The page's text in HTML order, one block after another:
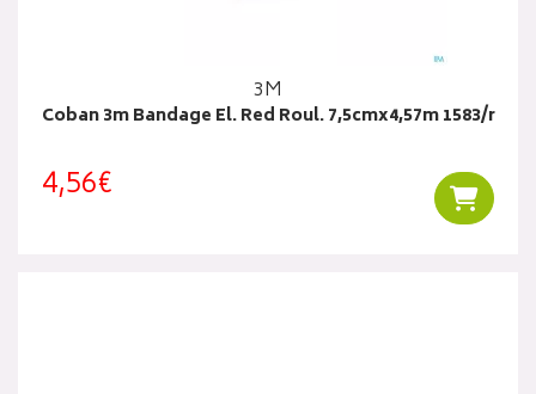
3M
Coban 3m Bandage El. Red Roul. 7,5cmx4,57m 1583/r
4,56€